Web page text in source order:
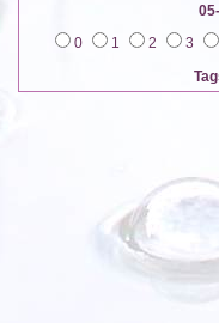
0
1 2
3